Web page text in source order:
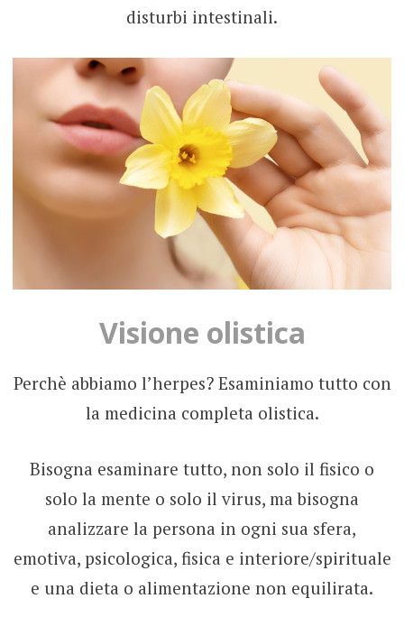
disturbi intestinali.
Visione olistica
Perchè abbiamo l’herpes? Esaminiamo tutto con
la medicina completa olistica.
Bisogna esaminare tutto, non solo il fisico o
solo la mente o solo il virus, ma bisogna
analizzare la persona in ogni sua sfera,
emotiva, psicologica, fisica e interiore/spirituale
e una dieta o alimentazione non equilirata.